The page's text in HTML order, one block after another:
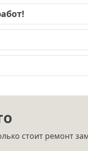
стоит ремонт